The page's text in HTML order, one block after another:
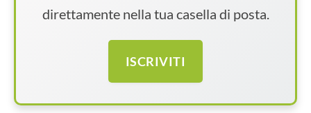
direttamente nella tua casella di posta.
ISCRIVITI